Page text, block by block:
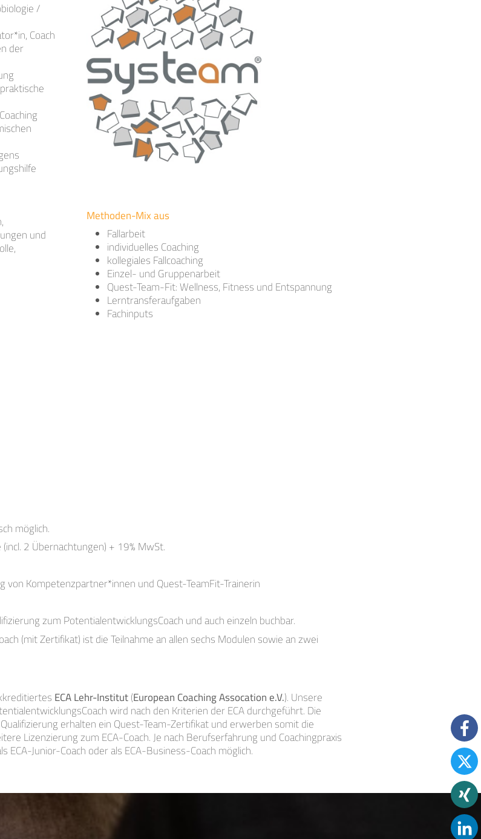
/
Coach
der
und
Methoden-Mix aus
Fallarbeit
individuelles Coaching
kollegiales Fallcoaching
Einzel- und Gruppenarbeit
Quest-Team-Fit: Wellness, Fitness und Entspannung
Lerntransferaufgaben
Fachinputs
möglich.
2 Übernachtungen) + 19% MwSt.
von Kompetenzpartner*innen und Quest-TeamFit-Trainerin
zum PotentialentwicklungsCoach und auch einzeln buchbar.
(mit Zertifikat) ist die Teilnahme an allen sechs Modulen sowie an zwei
ECA Lehr-Institut(European Coaching Assocation e.V.). Unsere
wird nach den Kriterien der ECA durchgeführt. Die
erhalten ein Quest-Team-Zertifikat und erwerben somit die
Lizenzierung zum ECA-Coach. Je nach Berufserfahrung und Coachingpraxis
ECA-Junior-Coach oder als ECA-Business-Coach möglich.